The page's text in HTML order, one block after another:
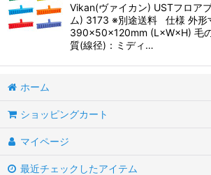
Vikan(ヴァイカン) USTフロア
ム) 3173 ※別途送料 仕様 外形
390×50×120mm (L×W×H) 毛
質(線径)：ミディ…
ホーム
ショッピングカート
マイページ
最近チェックしたアイテム